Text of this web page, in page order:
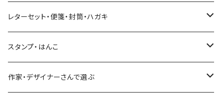
いちご・ストロベリー
フルーツ・野菜
マインドウェイブ
水縞
大枝活版室
星燈社
古川紙工
大枝活版室
古川紙工
表現社（作家もの）
ロール付箋
レターセット・便箋・封筒・ハガキ
古川紙工
表現社（作家もの）
スタンプ・はんこ
Hutte paper works
作家・デザイナーさんで選ぶ